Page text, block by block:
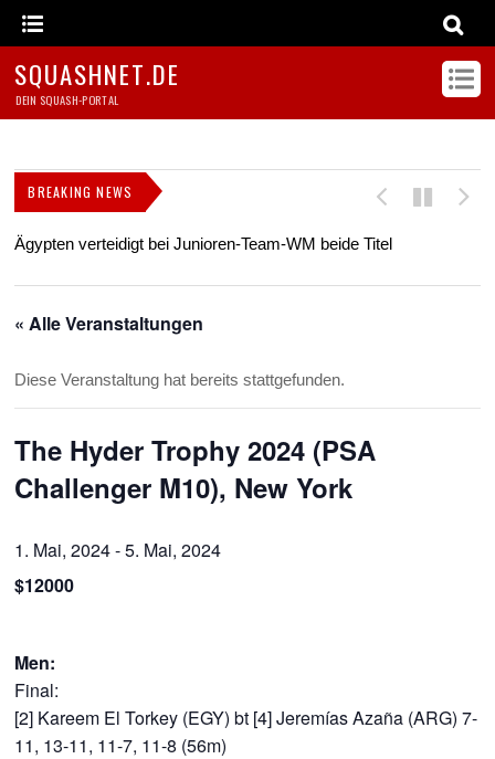
SQUASHNET.DE
DEIN SQUASH-PORTAL
BREAKING NEWS
Ägypten verteidigt bei Junioren-Team-WM beide Titel
« Alle Veranstaltungen
Diese Veranstaltung hat bereits stattgefunden.
The Hyder Trophy 2024 (PSA
Challenger M10), New York
1. Mai, 2024-5. Mai, 2024
$12000
Men:
Final:
[2] Kareem El Torkey (EGY) bt [4] Jeremías Azaña (ARG) 7-
11, 13-11, 11-7, 11-8 (56m)